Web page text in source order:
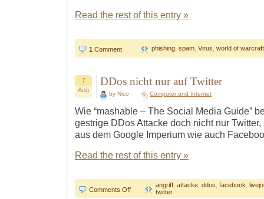
Read the rest of this entry »
1 Comment phishing spam Virus world of warcraft
7
Aug
DDos nicht nur auf Twitter
by Nico Computer und Internet
Wie “mashable – The Social Media Guide”
gestrige DDos Attacke doch nicht nur
aus dem Google Imperium wie auch
Read the rest of this entry »
Comments Offon
angriff attacke ddos facebook
twitter